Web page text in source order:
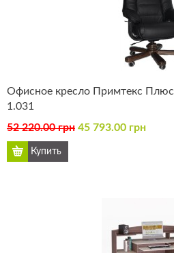
Офисное кресло Примтекс Плюс
1.031
52 220.00 грн 45 793.00 грн